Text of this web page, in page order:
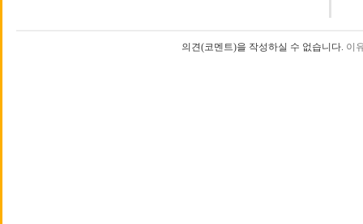
의견(코멘트)을 작성하실 수 없습니다. 이